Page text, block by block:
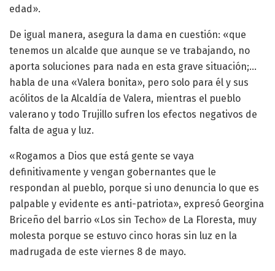
edad».
De igual manera, asegura la dama en cuestión: «que
tenemos un alcalde que aunque se ve trabajando, no
aporta soluciones para nada en esta grave situación;…
habla de una «Valera bonita», pero solo para él y sus
acólitos de la Alcaldía de Valera, mientras el pueblo
valerano y todo Trujillo sufren los efectos negativos de
falta de agua y luz.
«Rogamos a Dios que está gente se vaya
definitivamente y vengan gobernantes que le
respondan al pueblo, porque si uno denuncia lo que es
palpable y evidente es anti-patriota», expresó Georgina
Briceño del barrio «Los sin Techo» de La Floresta, muy
molesta porque se estuvo cinco horas sin luz en la
madrugada de este viernes 8 de mayo.